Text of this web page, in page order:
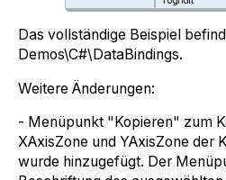
Das vollständige Beispiel
Demos\C#\DataBindings.
Weitere Änderungen:
- Menüpunkt "Kopieren" zum
XAxisZone und YAxisZone der
wurde hinzugefügt. Der